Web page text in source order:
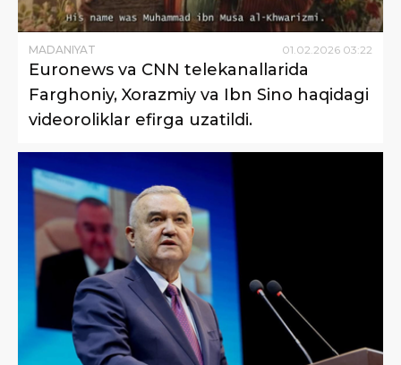
MADANIYAT 01.02.2026 03:22
Euronews va CNN telekanallarida
Farghoniy, Xorazmiy va Ibn Sino haqidagi
videoroliklar efirga uzatildi.